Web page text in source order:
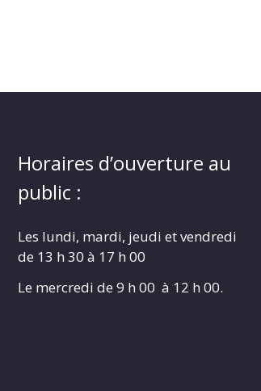
Horaires d’ouverture au
public :
Les lundi, mardi, jeudi et vendredi
de 13 h 30 à 17 h 00
Le mercredi de 9 h 00 à 12 h 00.